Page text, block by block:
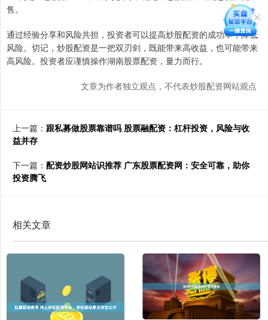
售。
通过经验分享和风险共担，投资者可以提高炒股配资的成功率，降低
风险。切记，炒股配资是一把双刃剑，既能带来高收益，也可能带来
高风险。投资者应谨慎操作湖南股票配资，量力而行。
文章为作者独立观点，不代表炒股配资网站观点
上一篇： 跟私募做股票靠谱吗 股票融配资：杠杆投资，风险与收
益并存
下一篇： 配资炒股网站识推荐 广东股票配资网：安全可靠，助你
投资腾飞
相关文章